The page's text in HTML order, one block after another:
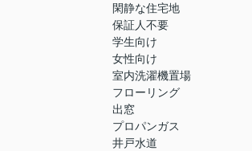
閑静な住宅地
保証人不要
学生向け
女性向け
室内洗濯機置場
フローリング
出窓
プロパンガス
井戸水道